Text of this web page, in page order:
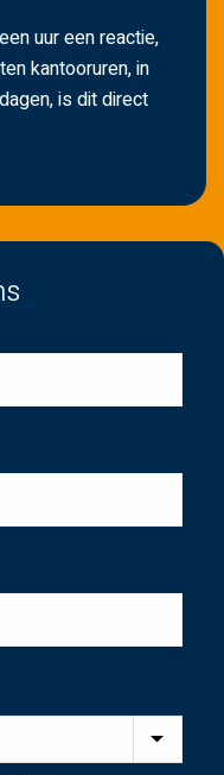
uur een reactie,
kantooruren, in
is dit direct